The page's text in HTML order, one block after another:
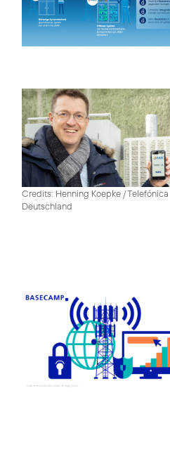
Credits: Henning Koepke / Telefónica
Deutschland